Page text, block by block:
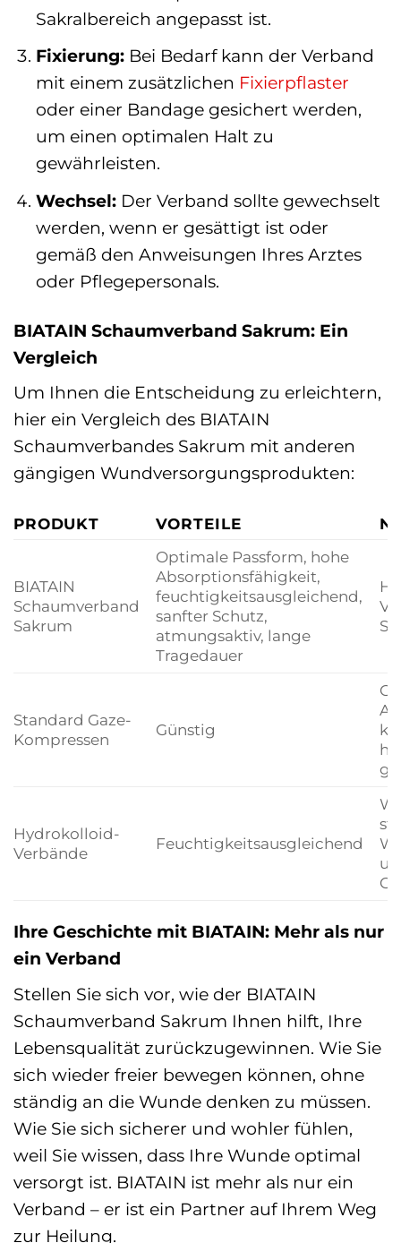
Sakralbereich angepasst ist.
Fixierung:Bei Bedarf kann der Verband
mit einem zusätzlichen Fixierpflaster
oder einer Bandage gesichert werden,
um einen optimalen Halt zu
gewährleisten.
Wechsel:Der Verband sollte gewechselt
werden, wenn er gesättigt ist oder
gemäß den Anweisungen Ihres Arztes
oder Pflegepersonals.
BIATAIN Schaumverband Sakrum: Ein
Vergleich
Um Ihnen die Entscheidung zu erleichtern,
hier ein Vergleich des BIATAIN
Schaumverbandes Sakrum mit anderen
gängigen Wundversorgungsprodukten:
PRODUKT VORTEILE
BIATAIN
Schaumverband
Sakrum
Optimale Passform, hohe
Absorptionsfähigkeit,
feuchtigkeitsausgleichend,
sanfter Schutz,
atmungsaktiv, lange
Tragedauer
Standard Gaze-
Kompressen
Günstig
Hydrokolloid-
Verbände
Feuchtigkeitsausgleichend
Ihre Geschichte mit BIATAIN: Mehr als nur
ein Verband
Stellen Sie sich vor, wie der BIATAIN
Schaumverband Sakrum Ihnen hilft, Ihre
Lebensqualität zurückzugewinnen. Wie Sie
sich wieder freier bewegen können, ohne
ständig an die Wunde denken zu müssen.
Wie Sie sich sicherer und wohler fühlen,
weil Sie wissen, dass Ihre Wunde optimal
versorgt ist. BIATAIN ist mehr als nur ein
Verband – er ist ein Partner auf Ihrem Weg
zur Heilung.